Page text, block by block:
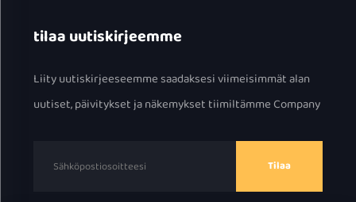
tilaa uutiskirjeemme
Liity uutiskirjeeseemme saadaksesi viimeisimmät alan
uutiset, päivitykset ja näkemykset tiimiltämme Company
Tilaa